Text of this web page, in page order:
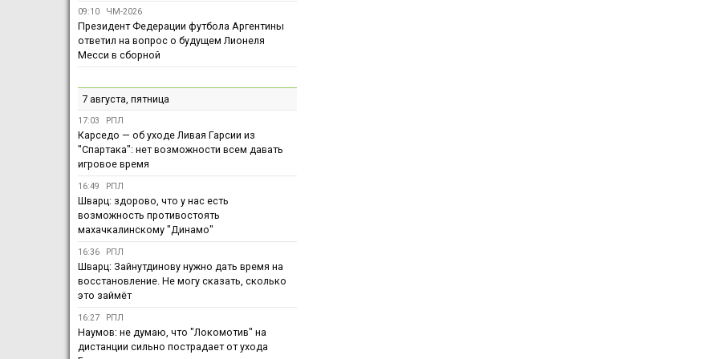
09:10 ЧМ-2026
Президент Федерации футбола Аргентины
ответил на вопрос о будущем Лионеля
Месси в сборной
7 августа, пятница
17:03 РПЛ
Карседо — об уходе Ливая Гарсии из
"Спартака": нет возможности всем давать
игровое время
16:49 РПЛ
Шварц: здорово, что у нас есть
возможность противостоять
махачкалинскому "Динамо"
16:36 РПЛ
Шварц: Зайнутдинову нужно дать время на
восстановление. Не могу сказать, сколько
это займёт
16:27 РПЛ
Наумов: не думаю, что "Локомотив" на
дистанции сильно пострадает от ухода